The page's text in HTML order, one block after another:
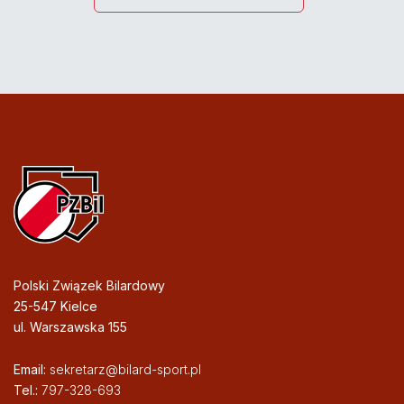
Polski Związek Bilardowy
25-547 Kielce
ul. Warszawska 155
Email: sekretarz@bilard-sport.pl
Tel.: 797-328-693